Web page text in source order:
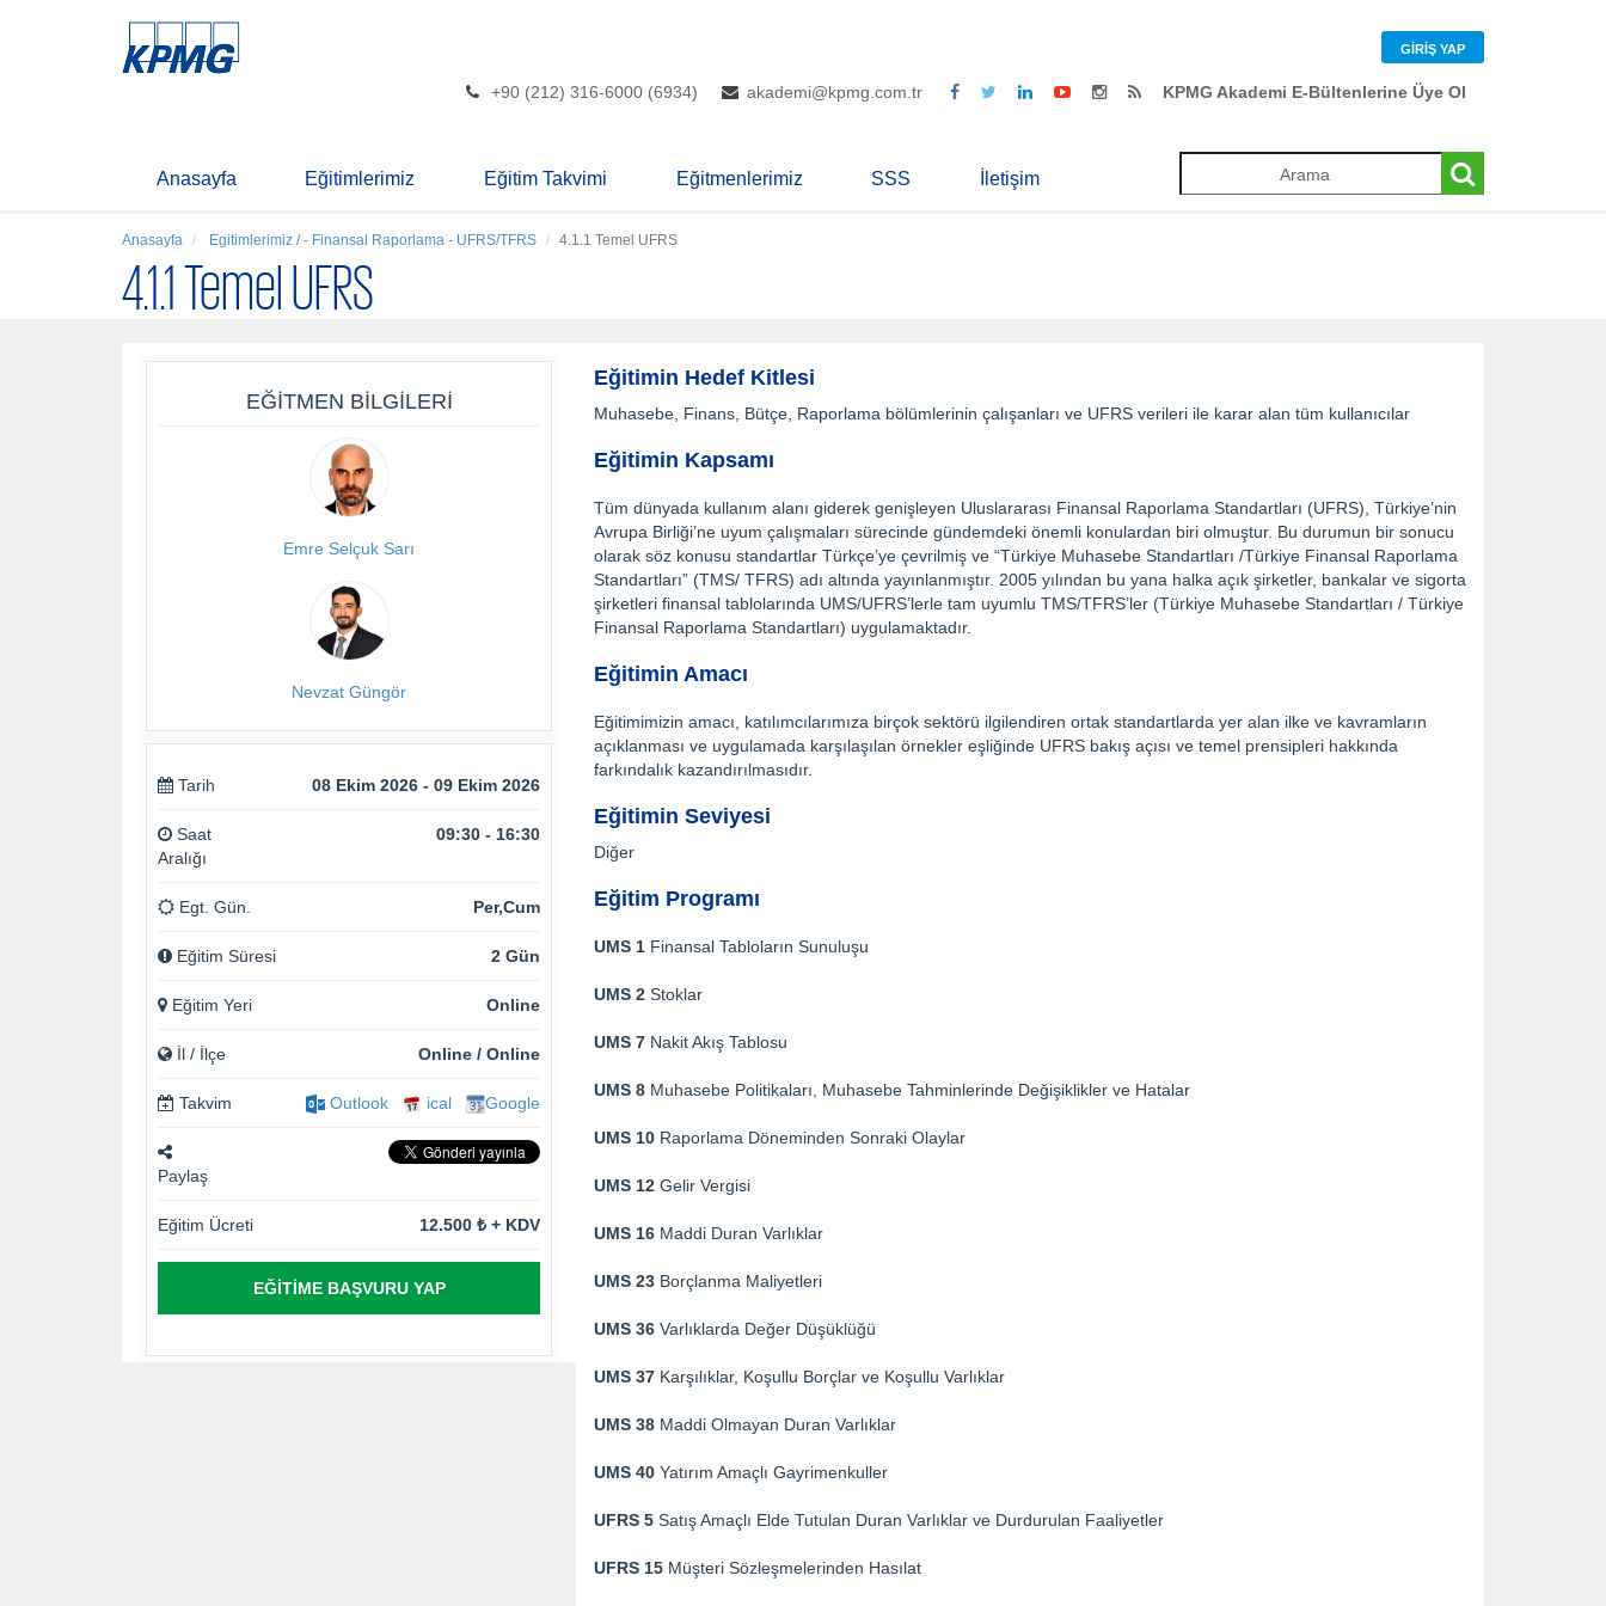
GIRIŞ YAP
+90 (212) 316-6000 (6934) akademi@kpmg.com.tr KPMG Akademi E-Bültenlerine Üye Ol
Anasayfa Eğitimlerimiz Eğitim Takvimi Eğitmenlerimiz SSS İletişim
Anasayfa Egitimlerimiz / - Finansal Raporlama - UFRS/TFRS 4.1.1 Temel UFRS
4.1.1 Temel UFRS
EĞITMEN BILGILERI
Emre Selçuk Sarı
Nevzat Güngör
Tarih 08 Ekim 2026 - 09 Ekim 2026
Saat
Aralığı
09:30 - 16:30
Egt. Gün. Per,Cum
Eğitim Süresi 2 Gün
Eğitim Yeri Online
İl / İlçe Online / Online
Takvim Outlook ical Google
Paylaş
Eğitim Ücreti 12.500 ₺ + KDV
EĞITIME BAŞVURU YAP
Eğitimin Hedef Kitlesi
Muhasebe, Finans, Bütçe, Raporlama bölümlerinin çalışanları ve UFRS verileri ile karar alan tüm kullanıcılar
Eğitimin Kapsamı
Tüm dünyada kullanım alanı giderek genişleyen Uluslararası Finansal Raporlama Standartları (UFRS), Türkiye’nin
Avrupa Birliği’ne uyum çalışmaları sürecinde gündemdeki önemli konulardan biri olmuştur. Bu durumun bir sonucu
olarak söz konusu standartlar Türkçe’ye çevrilmiş ve “Türkiye Muhasebe Standartları /Türkiye Finansal Raporlama
Standartları” (TMS/ TFRS) adı altında yayınlanmıştır. 2005 yılından bu yana halka açık şirketler, bankalar ve sigorta
şirketleri finansal tablolarında UMS/UFRS’lerle tam uyumlu TMS/TFRS’ler (Türkiye Muhasebe Standartları / Türkiye
Finansal Raporlama Standartları) uygulamaktadır.
Eğitimin Amacı
Eğitimimizin amacı, katılımcılarımıza birçok sektörü ilgilendiren ortak standartlarda yer alan ilke ve kavramların
açıklanması ve uygulamada karşılaşılan örnekler eşliğinde UFRS bakış açısı ve temel prensipleri hakkında
farkındalık kazandırılmasıdır.
Eğitimin Seviyesi
Diğer
Eğitim Programı
UMS 1 Finansal Tabloların Sunuluşu
UMS 2 Stoklar
UMS 7 Nakit Akış Tablosu
UMS 8 Muhasebe Politikaları, Muhasebe Tahminlerinde Değişiklikler ve Hatalar
UMS 10 Raporlama Döneminden Sonraki Olaylar
UMS 12 Gelir Vergisi
UMS 16 Maddi Duran Varlıklar
UMS 23 Borçlanma Maliyetleri
UMS 36 Varlıklarda Değer Düşüklüğü
UMS 37 Karşılıklar, Koşullu Borçlar ve Koşullu Varlıklar
UMS 38 Maddi Olmayan Duran Varlıklar
UMS 40 Yatırım Amaçlı Gayrimenkuller
UFRS 5 Satış Amaçlı Elde Tutulan Duran Varlıklar ve Durdurulan Faaliyetler
UFRS 15 Müşteri Sözleşmelerinden Hasılat